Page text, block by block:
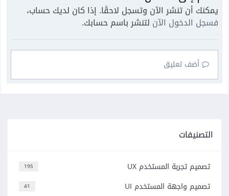
يمكنك أن تنشر الآن وتسجل لاحقًا. إذا كان لديك حساب،
فسجل الدخول الآن لتنشر باسم حسابك.
أضف تعليق
التصنيفات
195 تصميم تجربة المستخدم UX
41 تصميم واجهة المستخدم UI